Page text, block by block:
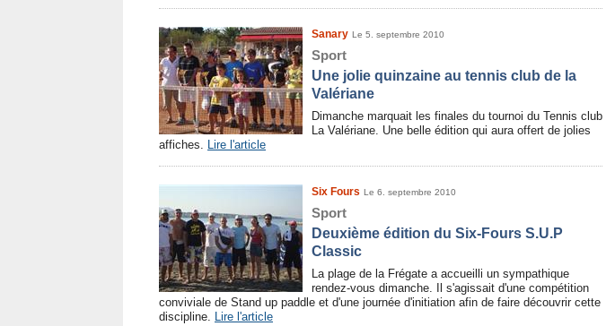
Sanary Le 5. septembre 2010
Sport
Une jolie quinzaine au tennis club de la
Valériane
Dimanche marquait les finales du tournoi du Tennis club
La Valériane. Une belle édition qui aura offert de jolies
affiches. Lire l'article
Six Fours Le 6. septembre 2010
Sport
Deuxième édition du Six-Fours S.U.P
Classic
La plage de la Frégate a accueilli un sympathique
rendez-vous dimanche. Il s'agissait d'une compétition
conviviale de Stand up paddle et d'une journée d'initiation afin de faire découvrir cette
discipline. Lire l'article